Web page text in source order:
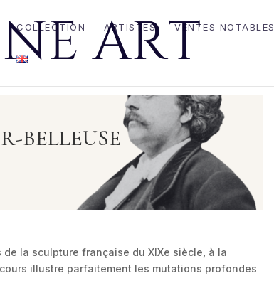
COLLECTION ARTISTES VENTES NOTABLES
BELLEUSE
la sculpture française du XIXe siècle, à la
illustre parfaitement les mutations profondes